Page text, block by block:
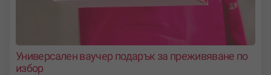
Универсален ваучер подарък за преживяване по
избор